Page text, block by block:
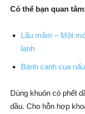
Có thể bạn quan
Lẩu mắm – Một
lạnh
Bánh canh cua
Dùng khuôn có phết
dầu. Cho hỗn hợp